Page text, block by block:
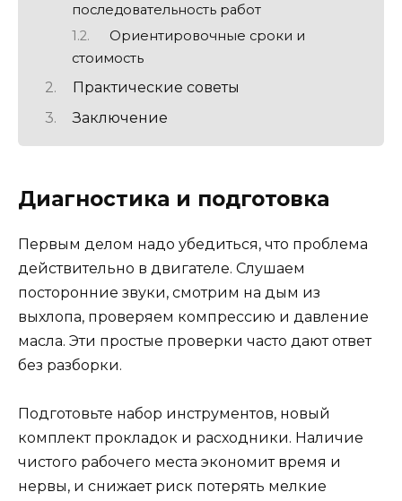
последовательность работ
Ориентировочные сроки и
стоимость
Практические советы
Заключение
Диагностика и подготовка
Первым делом надо убедиться, что проблема
действительно в двигателе. Слушаем
посторонние звуки, смотрим на дым из
выхлопа, проверяем компрессию и давление
масла. Эти простые проверки часто дают ответ
без разборки.
Подготовьте набор инструментов, новый
комплект прокладок и расходники. Наличие
чистого рабочего места экономит время и
нервы, и снижает риск потерять мелкие